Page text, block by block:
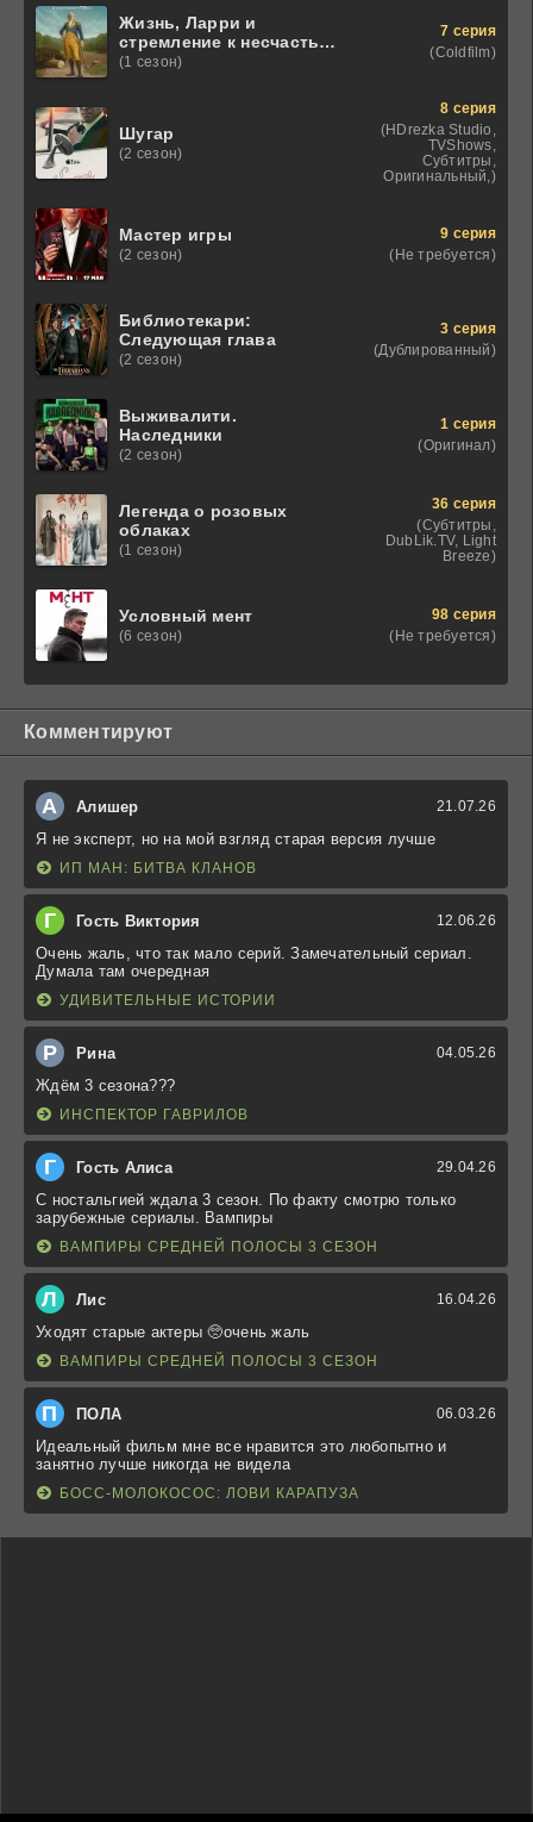
Жизнь, Ларри и
стремление к несчастью:
Почти история Америки
(1 сезон)
7 серия
(Coldfilm)
Шугар
(2 сезон)
8 серия
(HDrezka Studio,
TVShows,
Субтитры,
Оригинальный,)
Мастер игры
(2 сезон)
9 серия
(Не требуется)
Библиотекари:
Следующая глава
(2 сезон)
3 серия
(Дублированный)
Выживалити.
Наследники
(2 сезон)
1 серия
(Оригинал)
Легенда о розовых
облаках
(1 сезон)
36 серия
(Субтитры,
DubLik.TV, Light
Breeze)
Условный мент
(6 сезон)
98 серия
(Не требуется)
Комментируют
А Алишер 21.07.26
Я не эксперт, но на мой взгляд старая версия лучше
ИП МАН: БИТВА КЛАНОВ
Г Гость Виктория 12.06.26
Очень жаль, что так мало серий. Замечательный сериал.
Думала там очередная
УДИВИТЕЛЬНЫЕ ИСТОРИИ
Р Рина 04.05.26
Ждём 3 сезона???
ИНСПЕКТОР ГАВРИЛОВ
Г Гость Алиса 29.04.26
С ностальгией ждала 3 сезон. По факту смотрю только
зарубежные сериалы. Вампиры
ВАМПИРЫ СРЕДНЕЙ ПОЛОСЫ 3 СЕЗОН
Л Лис 16.04.26
Уходят старые актеры 🥺очень жаль
ВАМПИРЫ СРЕДНЕЙ ПОЛОСЫ 3 СЕЗОН
П ПОЛА 06.03.26
Идеальный фильм мне все нравится это любопытно и
занятно лучше никогда не видела
БОСС-МОЛОКОСОС: ЛОВИ КАРАПУЗА